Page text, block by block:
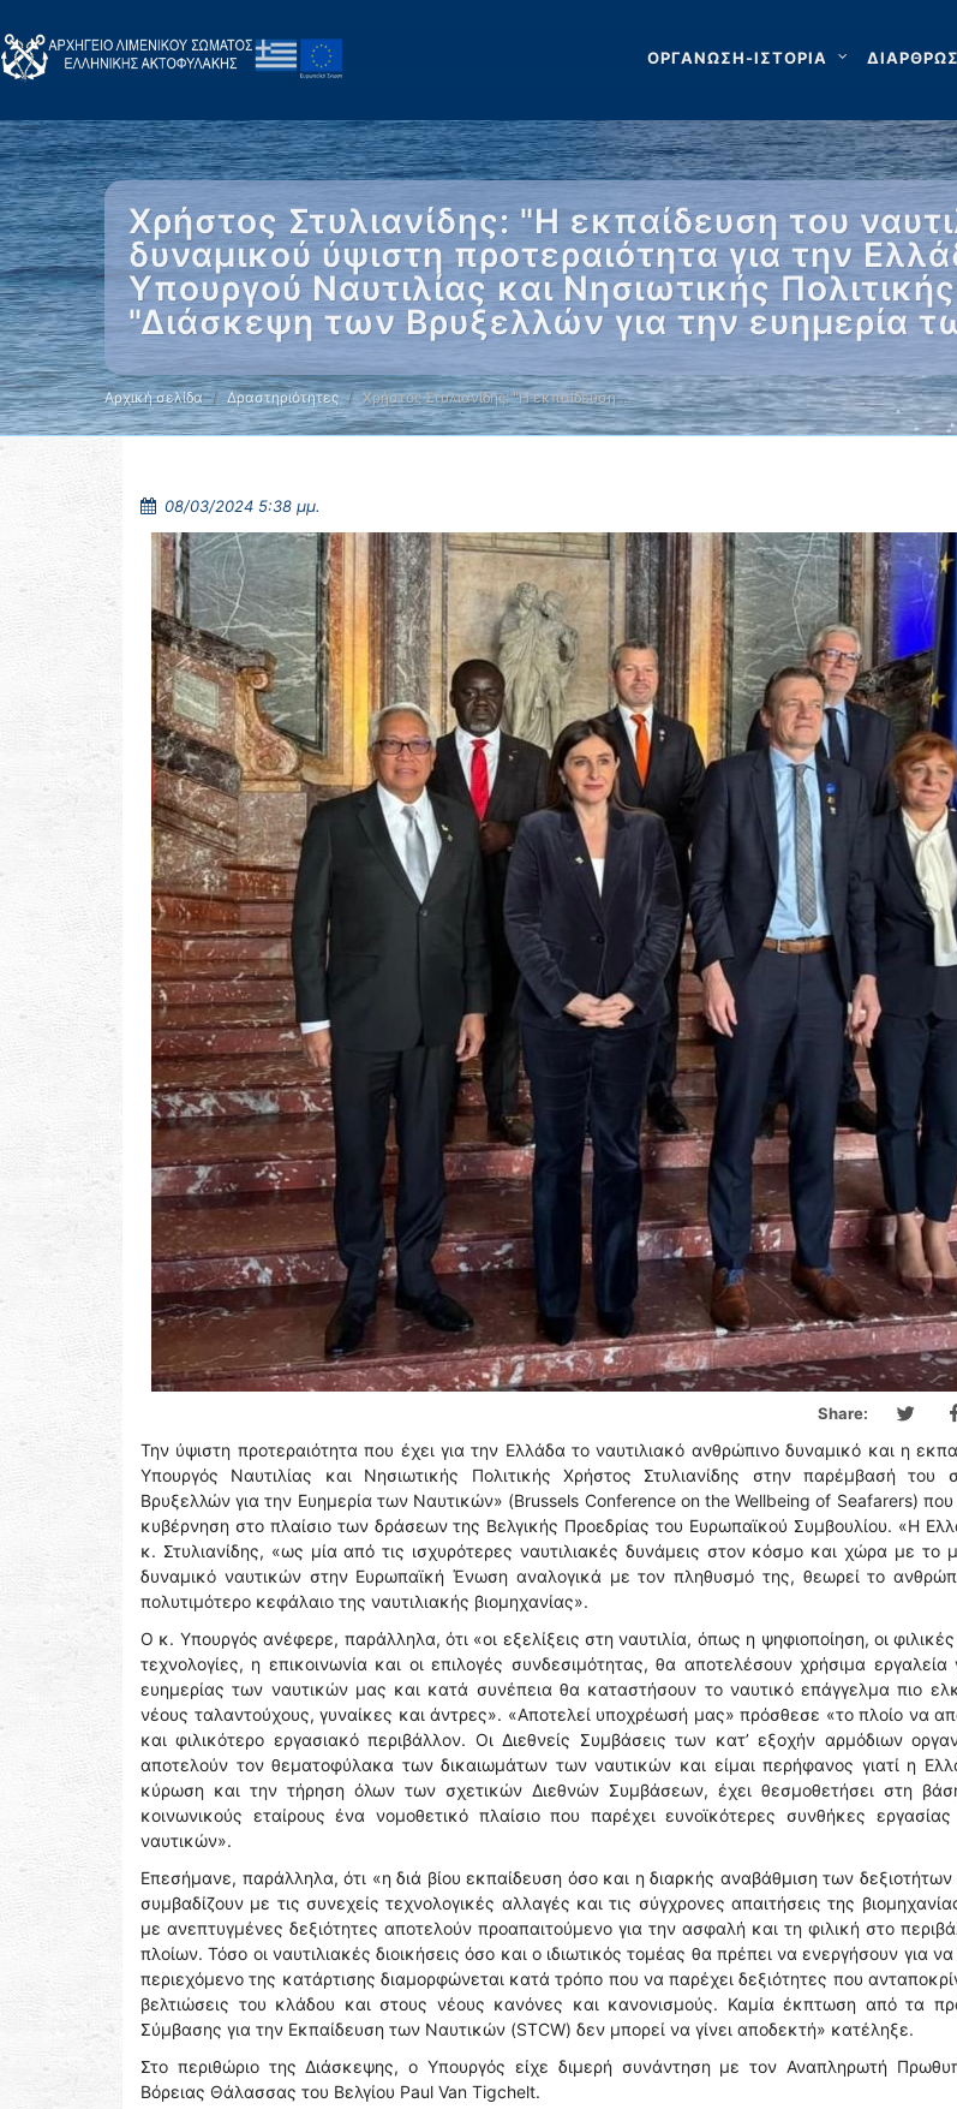
ΟΡΓΑΝΩΣΗ-ΙΣΤΟΡΙΑ
Χρήστος Στυλιανίδης: "Η εκπαίδευση του
δυναμικού ύψιστη προτεραιότητα για την
Υπουργού Ναυτιλίας και Νησιωτικής
"Διάσκεψη των Βρυξελλών για την ευημερία
Αρχική σελίδα Δραστηριότητες Χρήστος Στυλιανίδης: "Η εκπαίδευση …
08/03/2024 5:38 μμ.
Share:
Την ύψιστη προτεραιότητα που έχει για την Ελλάδα το ναυτιλιακό ανθρώπινο δυναμικό και η
Υπουργός Ναυτιλίας και Νησιωτικής Πολιτικής Χρήστος Στυλιανίδης στην παρέμβασή του
Βρυξελλών για την Ευημερία των Ναυτικών» (Brussels Conference on the Wellbeing of Seafarers)
κυβέρνηση στο πλαίσιο των δράσεων της Βελγικής Προεδρίας του Ευρωπαϊκού Συμβουλίου. «Η
κ. Στυλιανίδης, «ως μία από τις ισχυρότερες ναυτιλιακές δυνάμεις στον κόσμο και χώρα με το
δυναμικό ναυτικών στην Ευρωπαϊκή Ένωση αναλογικά με τον πληθυσμό της, θεωρεί το
πολυτιμότερο κεφάλαιο της ναυτιλιακής βιομηχανίας».
Ο κ. Υπουργός ανέφερε, παράλληλα, ότι «οι εξελίξεις στη ναυτιλία, όπως η ψηφιοποίηση, οι
τεχνολογίες, η επικοινωνία και οι επιλογές συνδεσιμότητας, θα αποτελέσουν χρήσιμα εργαλεία
ευημερίας των ναυτικών μας και κατά συνέπεια θα καταστήσουν το ναυτικό επάγγελμα πιο
νέους ταλαντούχους, γυναίκες και άντρες». «Αποτελεί υποχρέωσή μας» πρόσθεσε «το πλοίο να
και φιλικότερο εργασιακό περιβάλλον. Οι Διεθνείς Συμβάσεις των κατ’ εξοχήν αρμόδιων
αποτελούν τον θεματοφύλακα των δικαιωμάτων των ναυτικών και είμαι περήφανος γιατί η
κύρωση και την τήρηση όλων των σχετικών Διεθνών Συμβάσεων, έχει θεσμοθετήσει στη
κοινωνικούς εταίρους ένα νομοθετικό πλαίσιο που παρέχει ευνοϊκότερες συνθήκες
ναυτικών».
Επεσήμανε, παράλληλα, ότι «η διά βίου εκπαίδευση όσο και η διαρκής αναβάθμιση των δεξιοτήτων
συμβαδίζουν με τις συνεχείς τεχνολογικές αλλαγές και τις σύγχρονες απαιτήσεις της
με ανεπτυγμένες δεξιότητες αποτελούν προαπαιτούμενο για την ασφαλή και τη φιλική στο
πλοίων. Τόσο οι ναυτιλιακές διοικήσεις όσο και ο ιδιωτικός τομέας θα πρέπει να ενεργήσουν για
περιεχόμενο της κατάρτισης διαμορφώνεται κατά τρόπο που να παρέχει δεξιότητες που
βελτιώσεις του κλάδου και στους νέους κανόνες και κανονισμούς. Καμία έκπτωση από τα
Σύμβασης για την Εκπαίδευση των Ναυτικών (STCW) δεν μπορεί να γίνει αποδεκτή» κατέληξε.
Στο περιθώριο της Διάσκεψης, ο Υπουργός είχε διμερή συνάντηση με τον Αναπληρωτή
Βόρειας Θάλασσας του Βελγίου Paul Van Tigchelt.